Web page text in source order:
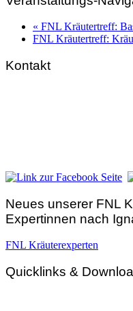
« FNL Kräutertreff:
FNL Kräutertreff:
Kontakt
Neues unserer FNL
Expertinnen nach
FNL Kräuterexperten
Quicklinks &